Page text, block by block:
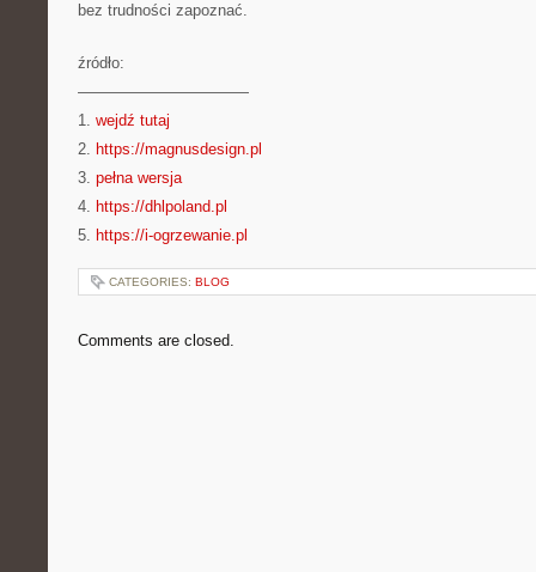
bez trudności zapoznać.
źródło:
———————————
1. wejdź tutaj
2. https://magnusdesign.pl
3. pełna wersja
4. https://dhlpoland.pl
5. https://i-ogrzewanie.pl
CATEGORIES: BLOG
Comments are closed.